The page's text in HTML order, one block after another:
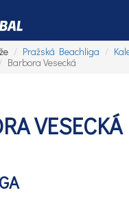
Pražská Beachliga
Barbora Vesecká
VESECKÁ